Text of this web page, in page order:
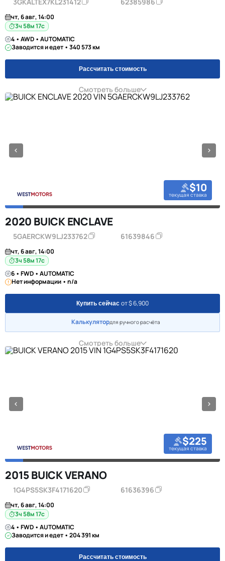
чт, 6 авг, 14:00
3ч 58м 16с
4 • AWD • AUTOMATIC
Заводится и едет • 340 573 км
Рассчитать стоимость
Смотреть больше
$10
текущая ставка
2020 BUICK ENCLAVE
5GAERCKW9LJ233762 61639846
чт, 6 авг, 14:00
3ч 58м 16с
6 • FWD • AUTOMATIC
Нет информации • n/a
Купить сейчас от $ 6,900
Калькулятордля ручного расчёта
Смотреть больше
$225
текущая ставка
2015 BUICK VERANO
1G4PS5SK3F4171620 61636396
чт, 6 авг, 14:00
3ч 58м 16с
4 • FWD • AUTOMATIC
Заводится и едет • 204 391 км
Рассчитать стоимость